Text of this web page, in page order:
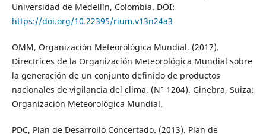
Universidad de Medellín, Colombia. DOI:
https://doi.org/10.22395/rium.v13n24a3
OMM, Organización Meteorológica Mundial. (2017).
Directrices de la Organización Meteorológica Mundial sobre
la generación de un conjunto definido de productos
nacionales de vigilancia del clima. (N° 1204). Ginebra, Suiza:
Organización Meteorológica Mundial.
PDC, Plan de Desarrollo Concertado. (2013). Plan de